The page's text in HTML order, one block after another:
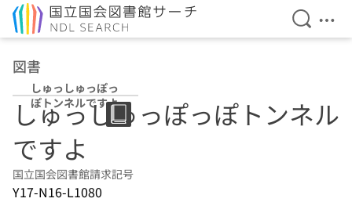
検索を
メ
図書
しゅっしゅっぽっ
ぽトンネルですよ
しゅっしゅっぽっぽトンネル
ですよ
国立国会図書館請求記号
Y17-N16-L1080